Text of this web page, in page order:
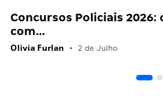
Concursos Policiais
com…
Olivia Furlan • 2 de Julho